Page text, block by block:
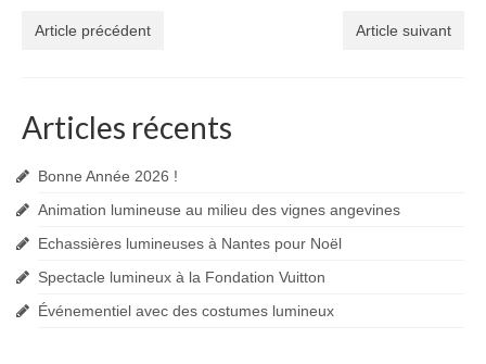
Article précédent Article suivant
Articles récents
Bonne Année 2026 !
Animation lumineuse au milieu des vignes angevines
Echassières lumineuses à Nantes pour Noël
Spectacle lumineux à la Fondation Vuitton
Événementiel avec des costumes lumineux